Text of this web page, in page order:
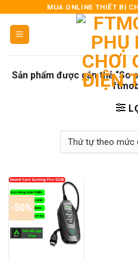
content
MUA ONLINE THIẾT BỊ
Sản phẩm được gắn thẻ “So
-50%